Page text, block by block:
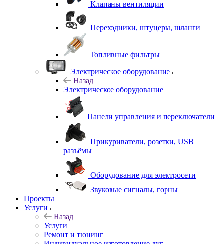
Клапаны вентиляции
Переходники, штуцеры, шланги
Топливные фильтры
Электрическое оборудование
Назад
Электрическое оборудование
Панели управления и переключатели
Прикуриватели, розетки, USB
разъёмы
Оборудование для электросети
Звуковые сигналы, горны
Проекты
Услуги
Назад
Услуги
Ремонт и тюнинг